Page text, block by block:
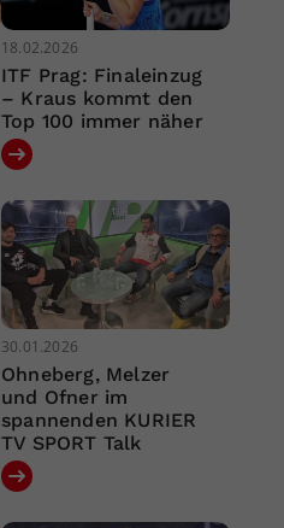
18.02.2026
ITF Prag: Finaleinzug
– Kraus kommt den
Top 100 immer näher
30.01.2026
Ohneberg, Melzer
und Ofner im
spannenden KURIER
TV SPORT Talk